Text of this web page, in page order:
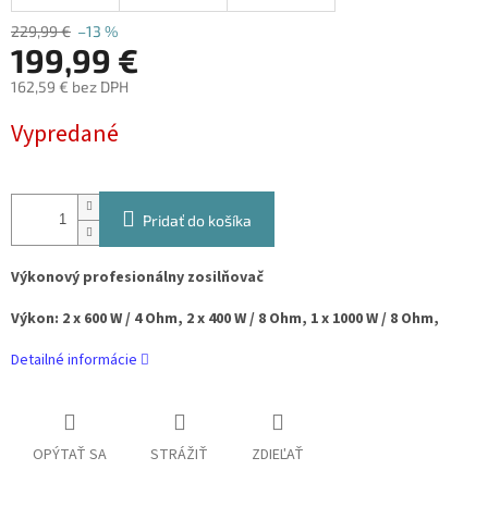
229,99 € –13 %
199,99 €
162,59 € bez DPH
cena:
Vypredané
Pridať do košíka
Výkonový profesionálny zosilňovač
Výkon: 2 x 600 W / 4 Ohm, 2 x 400 W / 8 Ohm, 1 x 1000 W / 8 Ohm,
Detailné informácie
OPÝTAŤ SA STRÁŽIŤ ZDIEĽAŤ